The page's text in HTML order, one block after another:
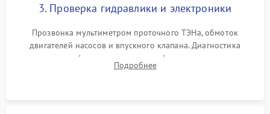
3. Проверка гидравлики и электроники
Прозвонка мультиметром проточного ТЭНа, обмоток
двигателей насосов и впускного клапана. Диагностика
прессостата (датчика уровня воды), датчика мутности,
концевика дверцы и электронного модуля управления.
Подробнее